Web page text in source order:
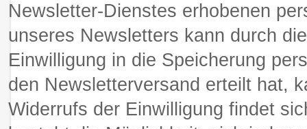
Newsletter-Dienstes erhobenen
unseres Newsletters kann durch
Einwilligung in die Speicherung
den Newsletterversand erteilt hat,
Widerrufs der Einwilligung findet